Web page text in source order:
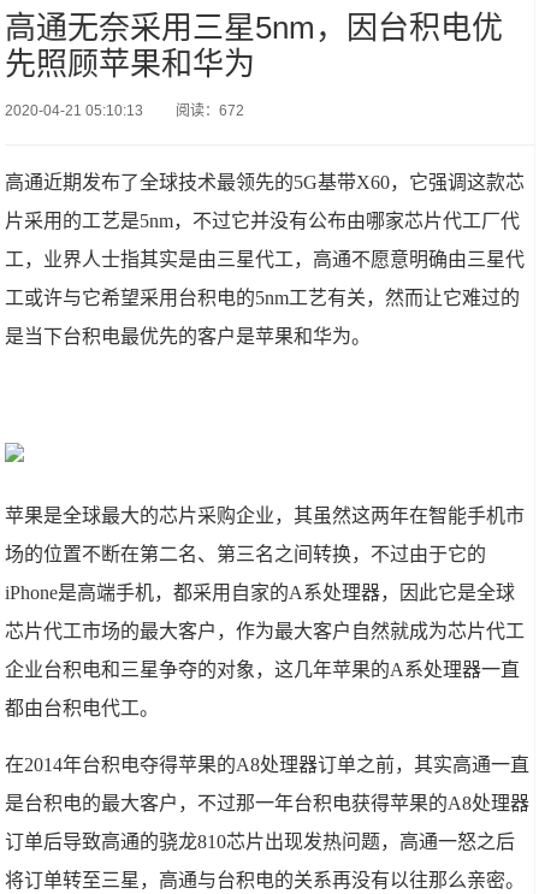
高通无奈采用三星5nm，因台积电优
先照顾苹果和华为
2020-04-21 05:10:13 阅读：672
高通近期发布了全球技术最领先的5G基带X60，它强调这款芯
片采用的工艺是5nm，不过它并没有公布由哪家芯片代工厂代
工，业界人士指其实是由三星代工，高通不愿意明确由三星代
工或许与它希望采用台积电的5nm工艺有关，然而让它难过的
是当下台积电最优先的客户是苹果和华为。
苹果是全球最大的芯片采购企业，其虽然这两年在智能手机市
场的位置不断在第二名、第三名之间转换，不过由于它的
iPhone是高端手机，都采用自家的A系处理器，因此它是全球
芯片代工市场的最大客户，作为最大客户自然就成为芯片代工
企业台积电和三星争夺的对象，这几年苹果的A系处理器一直
都由台积电代工。
在2014年台积电夺得苹果的A8处理器订单之前，其实高通一直
是台积电的最大客户，不过那一年台积电获得苹果的A8处理器
订单后导致高通的骁龙810芯片出现发热问题，高通一怒之后
将订单转至三星，高通与台积电的关系再没有以往那么亲密。